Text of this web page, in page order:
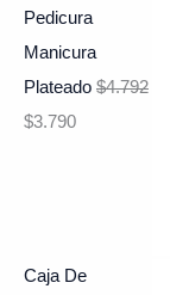
Pedicura
Manicura
Plateado $4.792
$3.790
Caja De